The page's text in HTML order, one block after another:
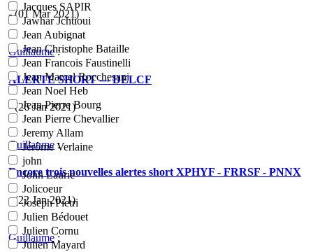
Jacques SAPIR
Jawhar Jchtioui
Jean Aubignat
Jean Christophe Bataille
Jean Francois Faustinelli
Jean Marcel Rocchesani
Jean Noel Heb
Jean Pierre Bourg
Jean Pierre Chevallier
Jeremy Allam
Jérôme Verlaine
john
John Laurie
Jolicoeur
Joseph Pietri
Julien Bédouet
Julien Cornu
Julien Mayard
- (01 Mar 2021)
Guillaume:
ALERTE SHORT --- DELCF
- (26 Jan 2021)
Guillaume:
Encore trois nouvelles alertes short XPHYF - FRRSF - PNNX
- (22 Jan 2021)
Guillaume: